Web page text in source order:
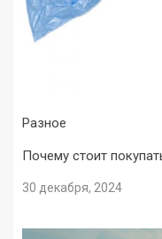
Разное
Почему стоит
30 декабря, 2024